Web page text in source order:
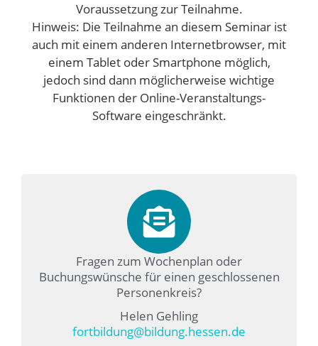
Voraussetzung zur Teilnahme.
Hinweis: Die Teilnahme an diesem Seminar ist
auch mit einem anderen Internetbrowser, mit
einem Tablet oder Smartphone möglich,
jedoch sind dann möglicherweise wichtige
Funktionen der Online-Veranstaltungs-
Software eingeschränkt.
Fragen zum Wochenplan oder
Buchungswünsche für einen geschlossenen
Personenkreis?
Helen Gehling
fortbildung@bildung.hessen.de